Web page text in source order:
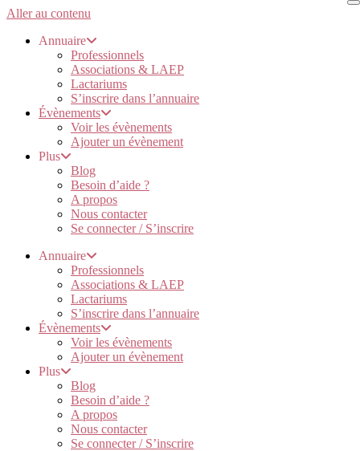
Aller au contenu
Annuaire
Professionnels
Associations & LAEP
Lactariums
S’inscrire dans l’annuaire
Évènements
Voir les évènements
Ajouter un évènement
Plus
Blog
Besoin d’aide ?
A propos
Nous contacter
Se connecter / S’inscrire
Annuaire
Professionnels
Associations & LAEP
Lactariums
S’inscrire dans l’annuaire
Évènements
Voir les évènements
Ajouter un évènement
Plus
Blog
Besoin d’aide ?
A propos
Nous contacter
Se connecter / S’inscrire